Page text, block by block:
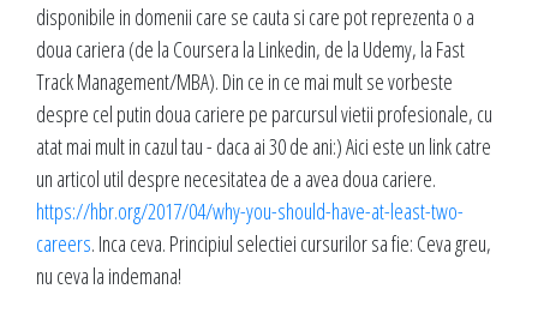
disponibile in domenii care se cauta si care pot reprezenta o a
doua cariera (de la Coursera la Linkedin, de la Udemy, la Fast
Track Management/MBA). Din ce in ce mai mult se vorbeste
despre cel putin doua cariere pe parcursul vietii profesionale, cu
atat mai mult in cazul tau - daca ai 30 de ani:) Aici este un link catre
un articol util despre necesitatea de a avea doua cariere.
https://hbr.org/2017/04/why-you-should-have-at-least-two-
careers. Inca ceva. Principiul selectiei cursurilor sa fie: Ceva greu,
nu ceva la indemana!